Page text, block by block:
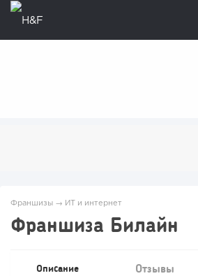
Франшизы → ИТ и интернет
Франшиза Билайн
Описание Отзывы